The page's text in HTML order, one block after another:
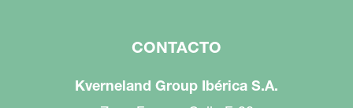
CONTACTO
Kverneland Group Ibérica S.A.